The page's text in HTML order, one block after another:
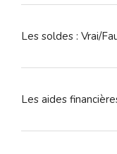
Les soldes : Vrai/
Les aides